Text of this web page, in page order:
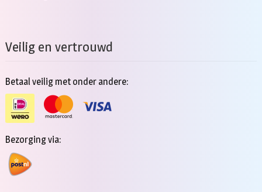
Veilig en vertrouwd
Betaal veilig met onder andere:
Bezorging via: